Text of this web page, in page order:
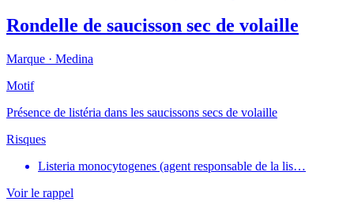
Rondelle de saucisson sec de volaille
Marque · Medina
Motif
Présence de listéria dans les saucissons secs de volaille
Risques
Listeria monocytogenes (agent responsable de la lis…
Voir le rappel